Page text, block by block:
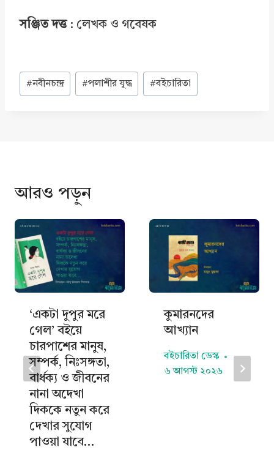
সঞ্জিত দত্ত: লেখক ও গবেষক
Post
Tags:
#নবীনচন্দ্র #পলাশীর যুদ্ধ #বইচারিতা
আরও পড়ুন
‘একটা দুপুর মরে
গেল’ বইয়ে
চারপাশের মানুষ,
সম্পর্ক, নিঃসঙ্গতা,
বার্ধক্য ও জীবনের
নানা অদেখা
দিককে নতুন করে
দেখার সুযোগ
পাওয়া যাবে…
কুমারনদের
আখ্যান
বইচারিতা ডেস্ক
৬ আগস্ট ২০২৬